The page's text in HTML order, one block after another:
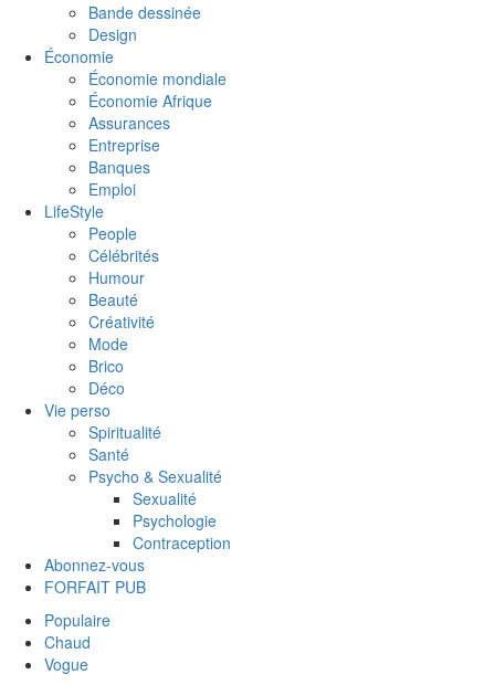
Bande dessinée
Design
Économie
Économie mondiale
Économie Afrique
Assurances
Entreprise
Banques
Emploi
LifeStyle
People
Célébrités
Humour
Beauté
Créativité
Mode
Brico
Déco
Vie perso
Spiritualité
Santé
Psycho & Sexualité
Sexualité
Psychologie
Contraception
Abonnez-vous
FORFAIT PUB
Populaire
Chaud
Vogue